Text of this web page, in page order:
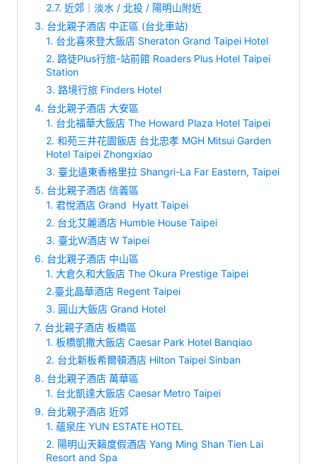
2.7. 近郊｜淡水 / 北投 / 陽明山附近
3. 台北親子酒店 中正區 (台北車站)
1. 台北喜來登大飯店 Sheraton Grand Taipei Hotel
2. 路徒Plus行旅-站前館 Roaders Plus Hotel Taipei
Station
3. 路境行旅 Finders Hotel
4. 台北親子酒店 大安區
1. 台北福華大飯店 The Howard Plaza Hotel Taipei
2. 和苑三井花園飯店 台北忠孝 MGH Mitsui Garden
Hotel Taipei Zhongxiao
3. 臺北遠東香格里拉 Shangri-La Far Eastern, Taipei
5. 台北親子酒店 信義區
1. 君悅酒店 Grand Hyatt Taipei
2. 台北艾麗酒店 Humble House Taipei
3. 臺北W酒店 W Taipei
6. 台北親子酒店 中山區
1. 大倉久和大飯店 The Okura Prestige Taipei
2.臺北晶華酒店 Regent Taipei
3. 圓山大飯店 Grand Hotel
7. 台北親子酒店 板橋區
1. 板橋凱撒大飯店 Caesar Park Hotel Banqiao
2. 台北新板希爾頓酒店 Hilton Taipei Sinban
8. 台北親子酒店 萬華區
1. 台北凱達大飯店 Caesar Metro Taipei
9. 台北親子酒店 近郊
1. 蘊泉庄 YUN ESTATE HOTEL
2. 陽明山天籟度假酒店 Yang Ming Shan Tien Lai
Resort and Spa